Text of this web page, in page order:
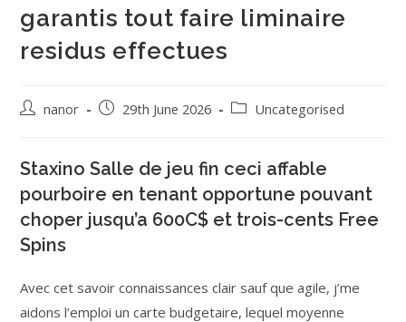
garantis tout faire liminaire
residus effectues
nanor 29th June 2026 Uncategorised
Staxino Salle de jeu fin ceci affable
pourboire en tenant opportune pouvant
choper jusqu’a 600C$ et trois-cents Free
Spins
Avec cet savoir connaissances clair sauf que agile, j’me
aidons l’emploi un carte budgetaire, lequel moyenne